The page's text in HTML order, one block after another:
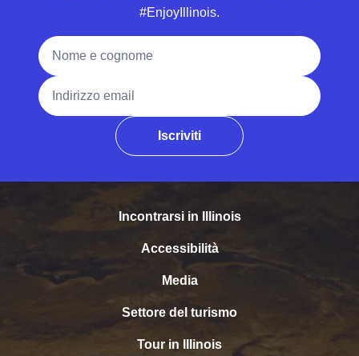
#EnjoyIllinois.
Nome e cognome
Indirizzo email
Iscriviti
Incontrarsi in Illinois
Accessibilità
Media
Settore del turismo
Tour in Illinois